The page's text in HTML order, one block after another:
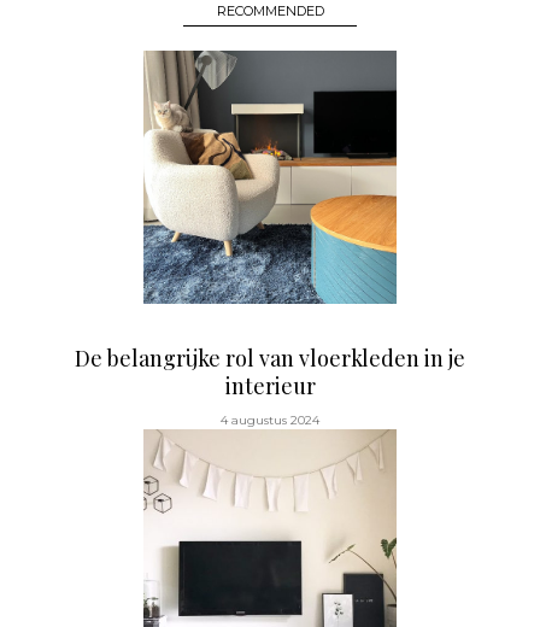
RECOMMENDED
De belangrijke rol van vloerkleden in je
interieur
4 augustus 2024